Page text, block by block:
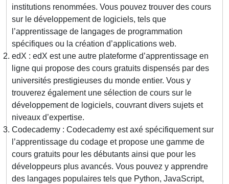
institutions renommées. Vous pouvez trouver des cours
sur le développement de logiciels, tels que
l’apprentissage de langages de programmation
spécifiques ou la création d’applications web.
edX : edX est une autre plateforme d’apprentissage en
ligne qui propose des cours gratuits dispensés par des
universités prestigieuses du monde entier. Vous y
trouverez également une sélection de cours sur le
développement de logiciels, couvrant divers sujets et
niveaux d’expertise.
Codecademy : Codecademy est axé spécifiquement sur
l’apprentissage du codage et propose une gamme de
cours gratuits pour les débutants ainsi que pour les
développeurs plus avancés. Vous pouvez y apprendre
des langages populaires tels que Python, JavaScript,